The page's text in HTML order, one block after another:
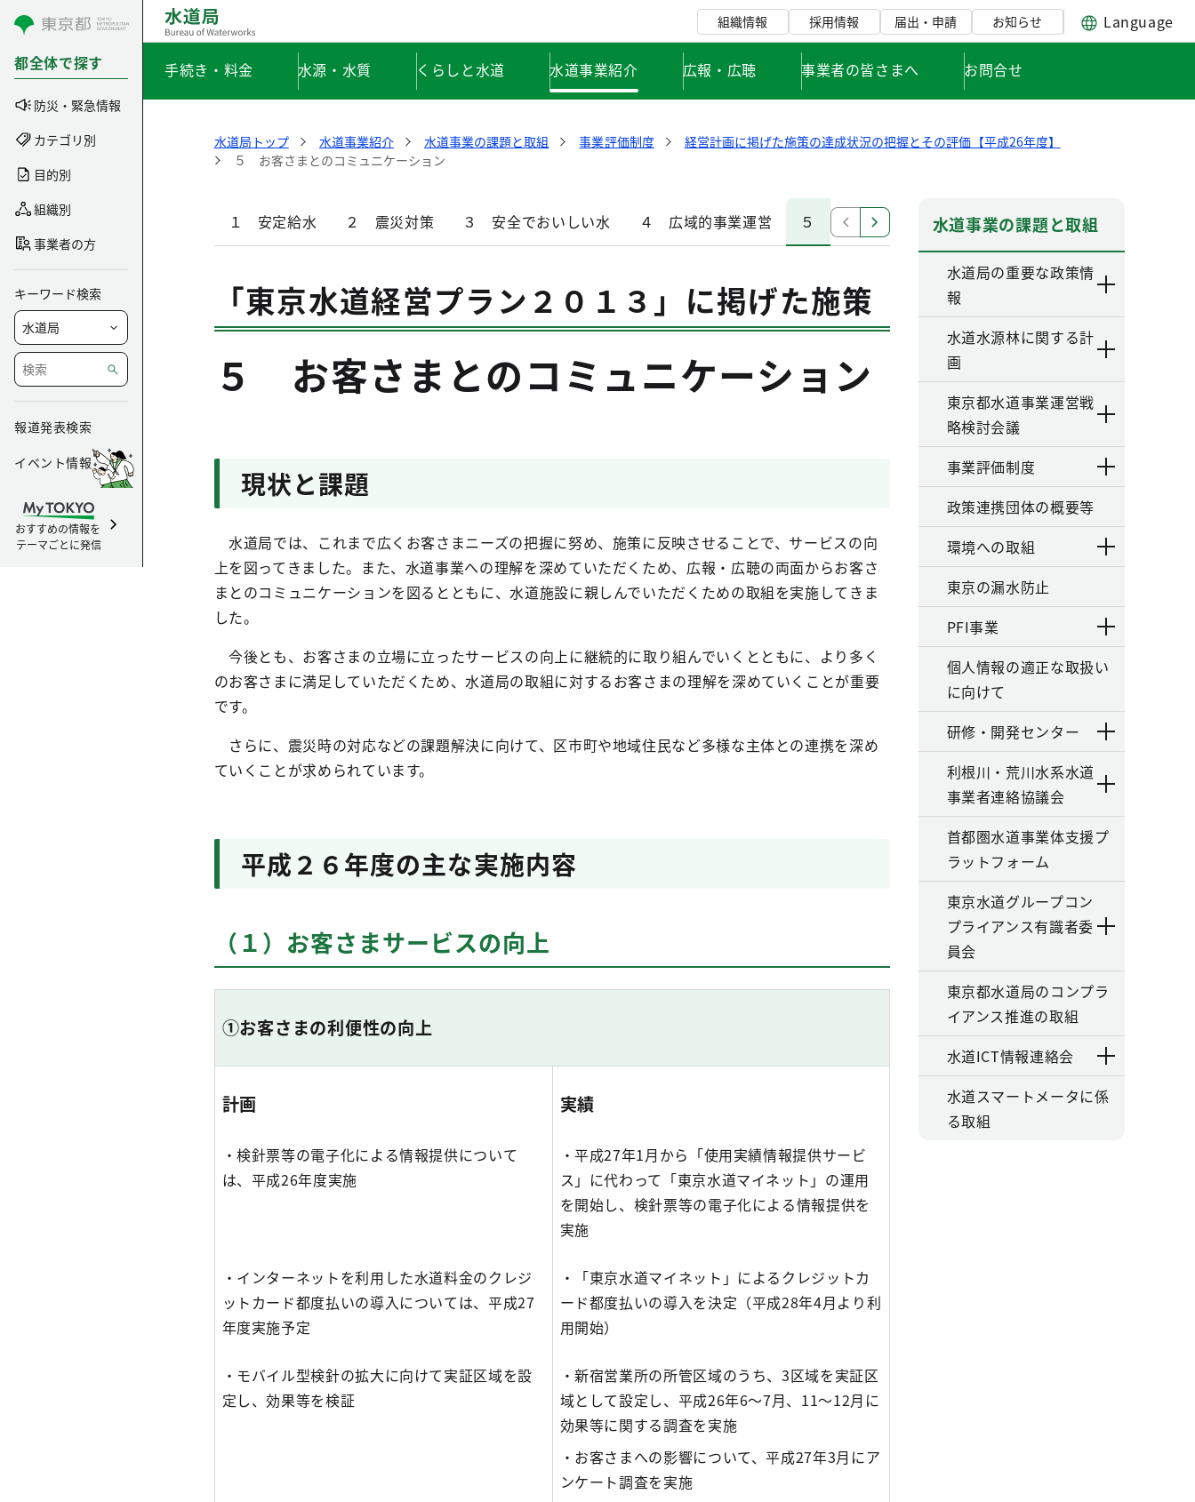
コンテンツにスキップ
都全体で探す
防災・緊急情報
カテゴリ別
目的別
組織別
事業者の方
キーワード検索
報道発表検索
イベント情報
おすすめの情報を
テーマごとに発信
組織情報 採用情報 届出・申請 お知らせ Language
手続き・料金 水源・水質 くらしと水道 水道事業紹介 広報・広聴 事業者の皆さまへ お問合せ
水道局トップ 水道事業紹介 水道事業の課題と取組 事業評価制度
経営計画に掲げた施策の達成状況の把握とその評価【平成26年度】
５ お客さまとのコミュニケーション
１ 安定給水 ２ 震災対策 ３ 安全でおいしい水 ４ 広域的事業運営 ５ お客さまとのコミュニケーション ６ エネルギー
「東京水道経営プラン２０１３」に掲げた施策
５ お客さまとのコミュニケーション
現状と課題
水道局では、これまで広くお客さまニーズの把握に努め、施策に反映させることで、サービスの向
上を図ってきました。また、水道事業への理解を深めていただくため、広報・広聴の両面からお客さ
まとのコミュニケーションを図るとともに、水道施設に親しんでいただくための取組を実施してきま
した。
今後とも、お客さまの立場に立ったサービスの向上に継続的に取り組んでいくとともに、より多く
のお客さまに満足していただくため、水道局の取組に対するお客さまの理解を深めていくことが重要
です。
さらに、震災時の対応などの課題解決に向けて、区市町や地域住民など多様な主体との連携を深め
ていくことが求められています。
平成２６年度の主な実施内容
（１）お客さまサービスの向上
①お客さまの利便性の向上
計画 実績
・検針票等の電子化による情報提供について
は、平成26年度実施
・平成27年1月から「使用実績情報提供サービ
ス」に代わって「東京水道マイネット」の運用
を開始し、検針票等の電子化による情報提供を
実施
・インターネットを利用した水道料金のクレジ
ットカード都度払いの導入については、平成27
年度実施予定
・「東京水道マイネット」によるクレジットカ
ード都度払いの導入を決定（平成28年4月より利
用開始）
・モバイル型検針の拡大に向けて実証区域を設
定し、効果等を検証
・新宿営業所の所管区域のうち、3区域を実証区
域として設定し、平成26年6～7月、11～12月に
効果等に関する調査を実施
・お客さまへの影響について、平成27年3月にア
ンケート調査を実施
水道事業の課題と取組
水道局の重要な政策情
報
水道水源林に関する計
画
東京都水道事業運営戦
略検討会議
事業評価制度
政策連携団体の概要等
環境への取組
東京の漏水防止
PFI事業
個人情報の適正な取扱い
に向けて
研修・開発センター
利根川・荒川水系水道
事業者連絡協議会
首都圏水道事業体支援プ
ラットフォーム
東京水道グループコン
プライアンス有識者委
員会
東京都水道局のコンプラ
イアンス推進の取組
水道ICT情報連絡会
水道スマートメータに係
る取組